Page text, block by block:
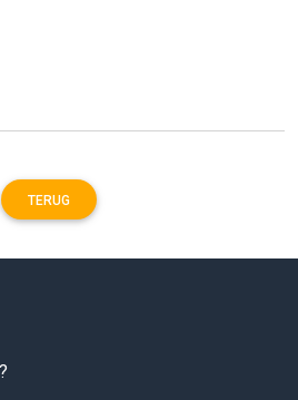
TERUG